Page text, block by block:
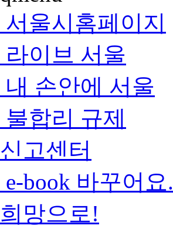
서울시홈페이지
라이브 서울
내 손안에 서울
불합리 규제
신고센터
e-book 바꾸어요.
희망으로!